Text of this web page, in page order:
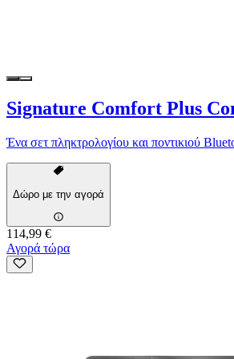
Signature Comfort Plus
Ένα σετ πληκτρολογίου και ποντικιού
Δώρο με την αγορά
114,99 €
Αγορά τώρα